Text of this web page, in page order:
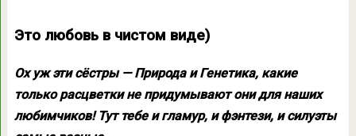
Это любовь в чистом виде)
Ох уж эти сёстры — Природа и Генетика, какие
только расцветки не придумывают они для наших
любимчиков! Тут тебе и гламур, и фэнтези, и силуэты